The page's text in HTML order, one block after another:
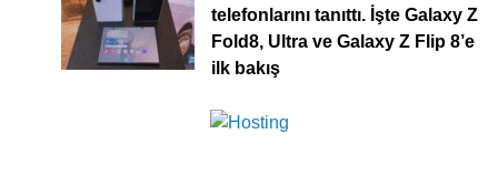
telefonlarını tanıttı. İşte Galaxy Z
Fold8, Ultra ve Galaxy Z Flip 8’e
ilk bakış